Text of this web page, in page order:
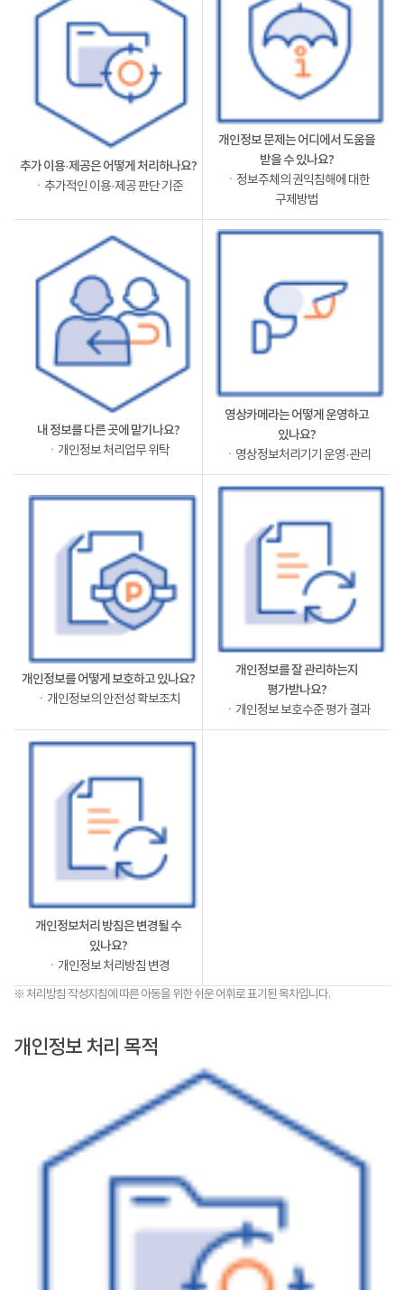
추가 이용·제공은 어떻게 처리하나요?
ㆍ추가적인 이용·제공 판단 기준
개인정보 문제는 어디에서 도움을
받을 수 있나요?
ㆍ정보주체의 권익침해에 대한
구제방법
내 정보를 다른 곳에 맡기나요?
ㆍ개인정보 처리업무 위탁
영상카메라는 어떻게 운영하고
있나요?
ㆍ영상정보처리기기 운영·관리
개인정보를 어떻게 보호하고 있나요?
ㆍ개인정보의 안전성 확보조치
개인정보를 잘 관리하는지
평가받나요?
ㆍ개인정보 보호수준 평가 결과
개인정보처리 방침은 변경될 수
있나요?
ㆍ개인정보 처리방침 변경
※ 처리방침 작성지침에 따른 아동을 위한 쉬운 어휘로 표기된 목차입니다.
개인정보 처리 목적